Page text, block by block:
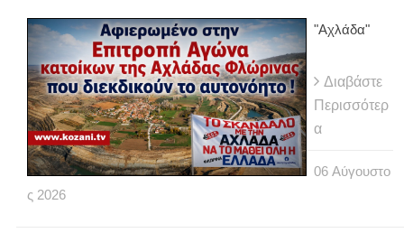
"Αχλάδα"
Διαβάστε
Περισσότερ
α
06 Αύγουστο
ς 2026